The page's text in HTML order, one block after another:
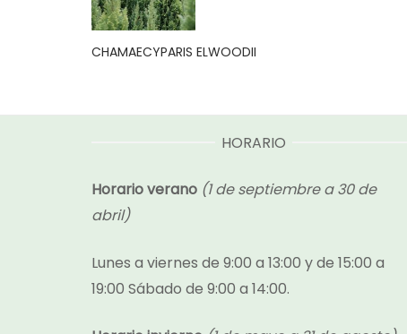
CHAMAECYPARIS ELWOODII
HORARIO
Horario verano (1 de septiembre a 30 de
abril)
Lunes a viernes de 9:00 a 13:00 y de 15:00 a
19:00 Sábado de 9:00 a 14:00.